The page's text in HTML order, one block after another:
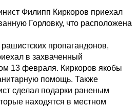
Филипп Киркоров приехал
Горловку, что расположена
пропагандонов,
в захваченный
13 февраля. Киркоров якобы
помощь. Также
сделал подарки раненым
находятся в местном